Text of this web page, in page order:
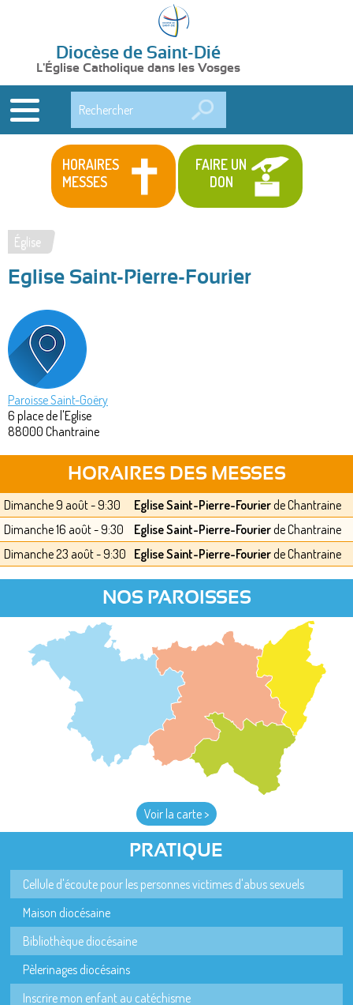
Diocèse de Saint-Dié
L'Église Catholique dans les Vosges
HORAIRES
MESSES
FAIRE UN
DON
Vous
êtes
ici
Église
Eglise Saint-Pierre-Fourier
Paroisse Saint-Goëry
6 place de l'Eglise
88000 Chantraine
HORAIRES DES MESSES
Dimanche 9 août - 9:30 Eglise Saint-Pierre-Fourierde Chantraine
Dimanche 16 août - 9:30
Eglise Saint-Pierre-Fourierde Chantraine
Dimanche 23 août - 9:30 Eglise Saint-Pierre-Fourierde Chantraine
NOS PAROISSES
Voir la carte >
PRATIQUE
Cellule d'écoute pour les personnes victimes d'abus sexuels
Maison diocésaine
Bibliothèque diocésaine
Pèlerinages diocésains
Inscrire mon enfant au catéchisme